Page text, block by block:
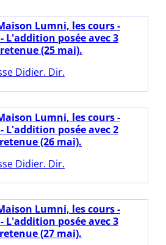
Lumni, les cours -
L'addition posée avec 3
(25 mai).
Didier. Dir.
Lumni, les cours -
L'addition posée avec 2
(26 mai).
Didier. Dir.
Lumni, les cours -
L'addition posée avec 3
(27 mai).